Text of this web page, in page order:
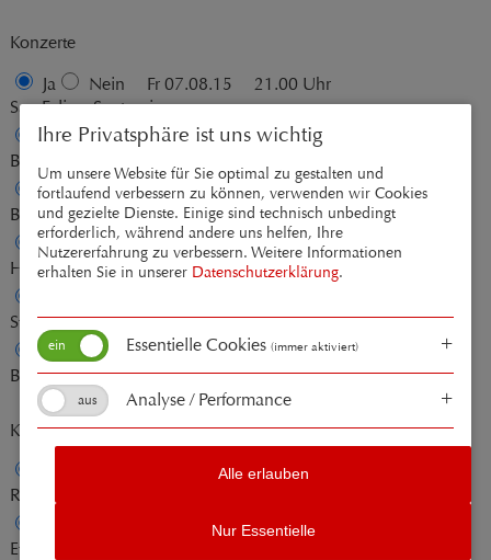
Konzerte
Ja
Nein Fr 07.08.15
21.00 Uhr
San Felice, Santuario
Ja
Nein Sa 08.08.15
21.00 Uhr
Bardolino-Cisano, Parrocchia
Ja
Nein Sa 19.09.15
19.00 Uhr
Bad Mergentheim, Schlosskirche
Ja
Nein So 20.09.15
20.00 Uhr
Heidelberg, Friedenskirche
Stuttgart, Leonhardskirche
Ja
Nein So 27.09.15
16.00 Uhr
Bad Liebenzell, St. Liobakirche
Konzerte 2016
Sa 13.02.16
20.00 Uhr
Reichelsheim, Michaelskirche
So 14.02.16
17.00 Uhr
Ettlingen, Herz-Jesu-Kirche
Ihre Privatsphäre ist uns wichtig
Um unsere Website für Sie optimal zu gestalten und
fortlaufend verbessern zu können, verwenden wir Cookies
und gezielte Dienste. Einige sind technisch unbedingt
erforderlich, während andere uns helfen, Ihre
Nutzererfahrung zu verbessern. Weitere Informationen
erhalten Sie in unserer Datenschutzerklärung.
Alle erlauben
Nur Essentielle
Essentielle Cookies (immer aktiviert)
Analyse / Performance